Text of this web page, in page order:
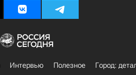
Интервью Полезное
Город: